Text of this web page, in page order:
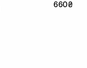
660₴